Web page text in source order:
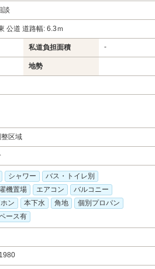
談
公道 道路幅: 6.3ｍ
私道負担面積 -
地勢
区域
シャワー
バス・トイレ別
機置場
エアコン
バルコニー
ン
本下水 角地
個別プロパン
ース有